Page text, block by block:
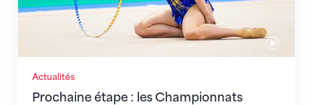
Actualités
Prochaine étape : les Championnats